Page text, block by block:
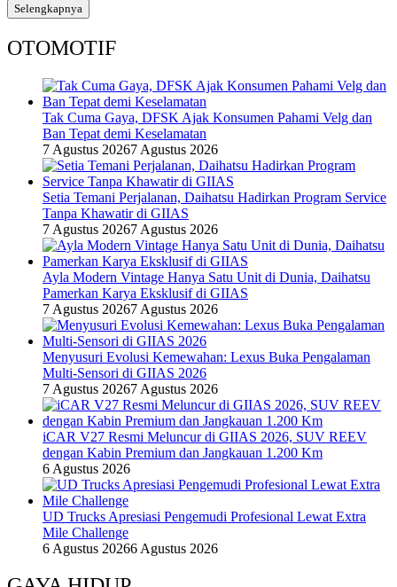
Selengkapnya
OTOMOTIF
Tak Cuma Gaya, DFSK Ajak Konsumen Pahami Velg dan
Ban Tepat demi Keselamatan
7 Agustus 20267 Agustus 2026
Setia Temani Perjalanan, Daihatsu Hadirkan Program Service
Tanpa Khawatir di GIIAS
7 Agustus 20267 Agustus 2026
Ayla Modern Vintage Hanya Satu Unit di Dunia, Daihatsu
Pamerkan Karya Eksklusif di GIIAS
7 Agustus 20267 Agustus 2026
Menyusuri Evolusi Kemewahan: Lexus Buka Pengalaman
Multi-Sensori di GIIAS 2026
7 Agustus 20267 Agustus 2026
iCAR V27 Resmi Meluncur di GIIAS 2026, SUV REEV
dengan Kabin Premium dan Jangkauan 1.200 Km
6 Agustus 2026
UD Trucks Apresiasi Pengemudi Profesional Lewat Extra
Mile Challenge
6 Agustus 20266 Agustus 2026